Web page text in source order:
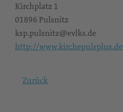
Kirchplatz 1
01896 Pulsnitz
ksp.pulsnitz@evlks.de
http://www.kirchepulsplus.de
Zurück